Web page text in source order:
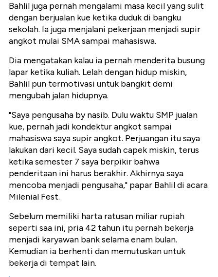
Bahlil juga pernah mengalami masa kecil yang sulit
dengan berjualan kue ketika duduk di bangku
sekolah. Ia juga menjalani pekerjaan menjadi supir
angkot mulai SMA sampai mahasiswa.
Dia mengatakan kalau ia pernah menderita busung
lapar ketika kuliah. Lelah dengan hidup miskin,
Bahlil pun termotivasi untuk bangkit demi
mengubah jalan hidupnya.
"Saya pengusaha by nasib. Dulu waktu SMP jualan
kue, pernah jadi kondektur angkot sampai
mahasiswa saya supir angkot. Perjuangan itu saya
lakukan dari kecil. Saya sudah capek miskin, terus
ketika semester 7 saya berpikir bahwa
penderitaan ini harus berakhir. Akhirnya saya
mencoba menjadi pengusaha," papar Bahlil di acara
Milenial Fest.
Sebelum memiliki harta ratusan miliar rupiah
seperti saa ini, pria 42 tahun itu pernah bekerja
menjadi karyawan bank selama enam bulan.
Kemudian ia berhenti dan memutuskan untuk
bekerja di tempat lain.